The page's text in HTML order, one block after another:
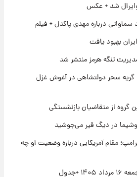
تیکدری، محبی و سرگیف با اعداد ویژه
فعال‌سازی «کیف پول ایران» اعلام
شد+فیلم
تند قیمت محصولات ایران‌خودرو و سایپا
امروز پنجشنبه ۱۵ مرداد ۱۴۰۵ +جدول
شد + عکس
درباره مهدی پاکدل + فیلم
بهبود یافت
تنگه هرمز منتشر شد
گریه سحر دولتشاهی در آغوش غزل
در دیگ قیر می‌جوشید
مقام آمریکایی درباره وضعیت او چه
+جدول